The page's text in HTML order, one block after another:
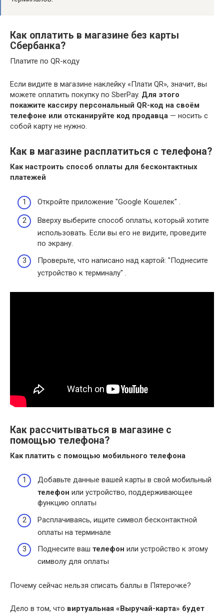
Как оплатить в магазине без карты
Сбербанка?
Платите по QR-коду
Если видите в магазине наклейку «Плати QR», значит, вы
можете оплатить покупку по SberPay. Для этого
покажите кассиру персональный QR-код на своём
телефоне или отсканируйте код продавца — носить с
собой карту не нужно.
Как в магазине расплатиться с телефона?
Как настроить способ оплаты для бесконтактных
платежей
Откройте приложение "Google Кошелек" .
Вверху выберите способ оплаты, который хотите
использовать. Если вы его не видите, проведите
по экрану.
Проверьте, что написано над картой: "Поднесите
устройство к терминалу" .
Как рассчитываться в магазине с
помощью телефона?
Как платить с помощью мобильного телефона
Добавьте данные вашей карты в свой мобильный
телефон или устройство, поддерживающее
функцию оплаты
Расплачиваясь, ищите символ бесконтактной
оплаты на терминале
Поднесите ваш телефон или устройство к этому
символу для оплаты
Почему сейчас нельзя списать баллы в Пятерочке?
Дело в том, что виртуальная «Выручай-карта» будет